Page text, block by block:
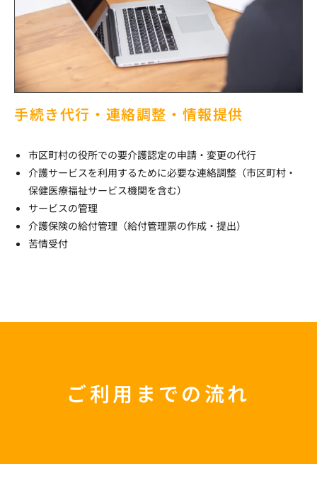
手続き代行・連絡調整・情報提供
市区町村の役所での要介護認定の申請・変更の代行
介護サービスを利用するために必要な連絡調整（市区町村・
保健医療福祉サービス機関を含む）
サービスの管理
介護保険の給付管理（給付管理票の作成・提出）
苦情受付
ご利用までの流れ